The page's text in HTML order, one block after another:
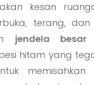
kesan
terang, dan
jendela besar
hitam yang
memisahkan